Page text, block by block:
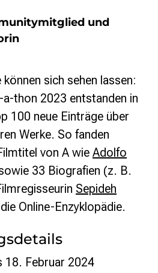
und
sich sehen lassen:
a-thon 2023 entstanden in
100 neue Einträge über
Werke. So fanden
von A wie Adolfo
33 Biografien (z. B.
Sepideh
Online-Enzyklopädie.
18. Februar 2024